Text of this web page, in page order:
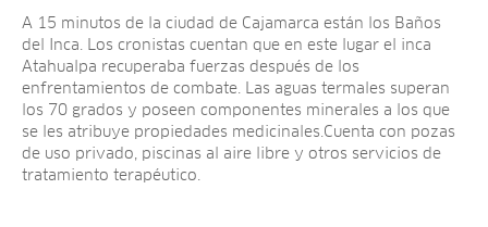
A 15 minutos de la ciudad de Cajamarca están los Baños
del Inca. Los cronistas cuentan que en este lugar el inca
Atahualpa recuperaba fuerzas después de los
enfrentamientos de combate. Las aguas termales superan
los 70 grados y poseen componentes minerales a los que
se les atribuye propiedades medicinales.Cuenta con pozas
de uso privado, piscinas al aire libre y otros servicios de
tratamiento terapéutico.